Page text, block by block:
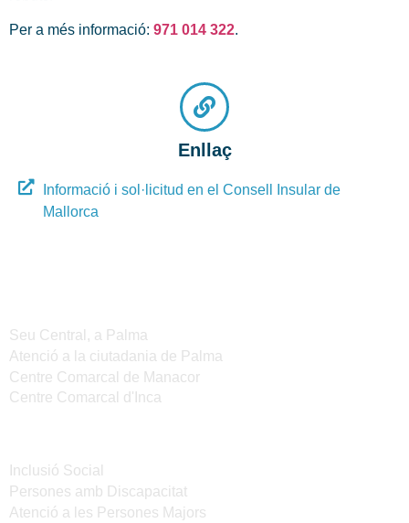
Per a més informació: 971 014 322.
Enllaç
Informació i sol·licitud en el Consell Insular de
Mallorca
Seu Central, a Palma
Atenció a la ciutadania de Palma
Centre Comarcal de Manacor
Centre Comarcal d'Inca
Inclusió Social
Persones amb Discapacitat
Atenció a les Persones Majors